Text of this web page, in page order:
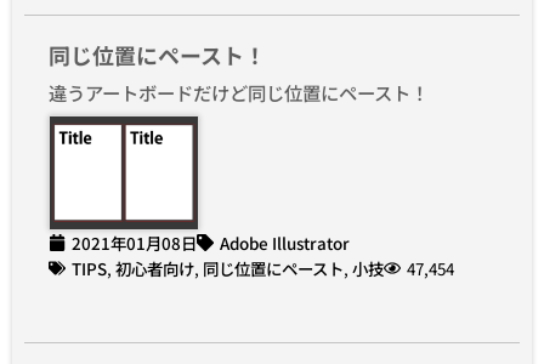
同じ位置にペースト！
違うアートボードだけど同じ位置にペースト！
2021年01月08日
Adobe Illustrator
TIPS, 初心者向け, 同じ位置にペースト, 小技 47,454